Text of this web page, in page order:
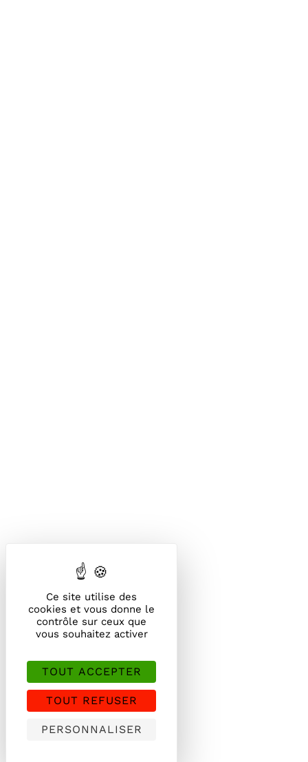
Ce site utilise des
cookies et vous donne le
contrôle sur ceux que
vous souhaitez activer
TOUT ACCEPTER
TOUT REFUSER
PERSONNALISER